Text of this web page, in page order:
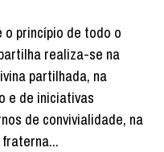
princípio de todo o
realiza-se na
partilhada, na
e de iniciativas
de convivialidade, na